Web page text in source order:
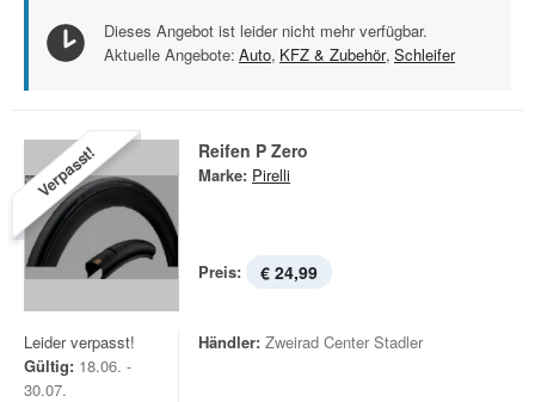
Dieses Angebot ist leider nicht mehr verfügbar.
Aktuelle Angebote: Auto, KFZ & Zubehör, Schleifer
Verpasst! Reifen P Zero
Marke: Pirelli
Preis: € 24,99
Leider verpasst!
Gültig: 18.06. -
30.07.
Händler: Zweirad Center Stadler